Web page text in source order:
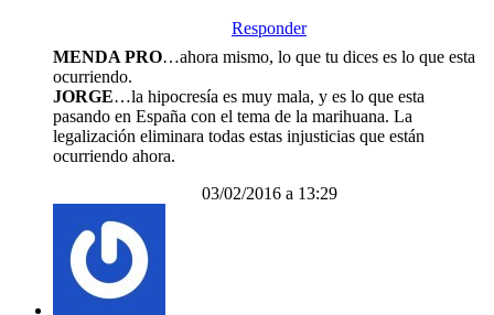
Responder
MENDA PRO…ahora mismo, lo que tu dices es lo que esta
ocurriendo.
JORGE…la hipocresía es muy mala, y es lo que esta
pasando en España con el tema de la marihuana. La
legalización eliminara todas estas injusticias que están
ocurriendo ahora.
03/02/2016 a 13:29